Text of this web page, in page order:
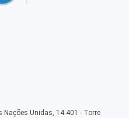
Nações Unidas, 14.401 - Torre